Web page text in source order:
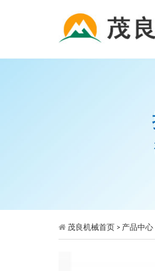
茂良机械首页 > 产品中心